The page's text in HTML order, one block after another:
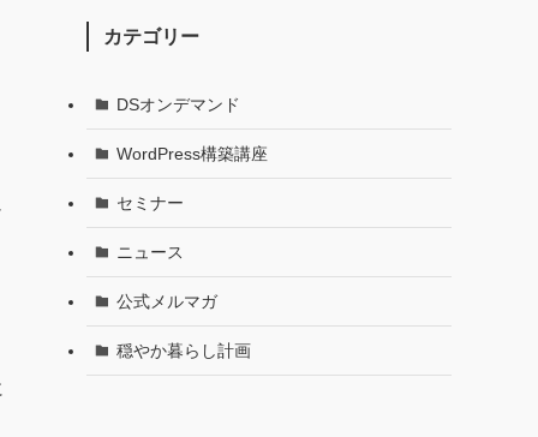
記
探
す
カテゴリー
DSオンデマンド
WordPress構築講座
セミナー
ニュース
公式メルマガ
穏やか暮らし計画